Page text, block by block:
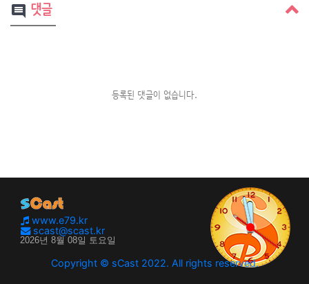
comment 댓글
등록된 댓글이 없습니다.
www.e79.kr
scast@scast.kr
Copyright © sCast 2022. All rights reserved.